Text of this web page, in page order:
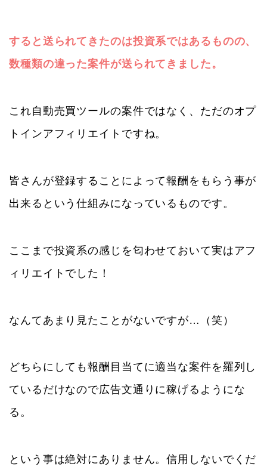
すると送られてきたのは投資系ではあるものの、
数種類の違った案件が送られてきました。
これ自動売買ツールの案件ではなく、ただのオプ
トインアフィリエイトですね。
皆さんが登録することによって報酬をもらう事が
出来るという仕組みになっているものです。
ここまで投資系の感じを匂わせておいて実はアフ
ィリエイトでした！
なんてあまり見たことがないですが…（笑）
どちらにしても報酬目当てに適当な案件を羅列し
ているだけなので広告文通りに稼げるようにな
る。
という事は絶対にありません。信用しないでくだ